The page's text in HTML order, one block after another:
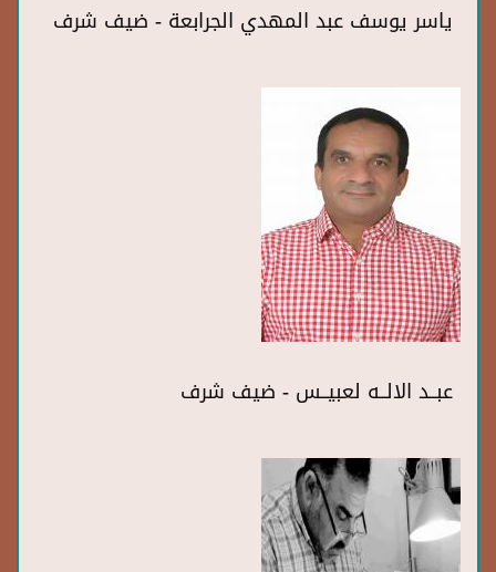
ياسر يوسف عبد المهدي الجرابعة - ضيف شرف
عبــد الالــه لعبيــس - ضيف شرف